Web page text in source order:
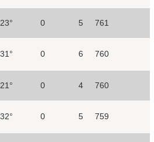
23° 0 5 761
31° 0 6 760
21° 0 4 760
32° 0 5 759